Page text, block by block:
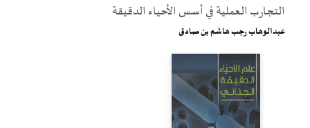
التجارب العملية في أسس الأحياء الدقيقة
عبدالوهاب رجب هاشم بن صادق